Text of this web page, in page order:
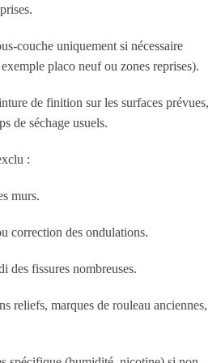
couche uniquement si nécessaire
placo neuf ou zones reprises).
de finition sur les surfaces prévues,
de séchage usuels.
:
murs.
correction des ondulations.
des fissures nombreuses.
reliefs, marques de rouleau anciennes,